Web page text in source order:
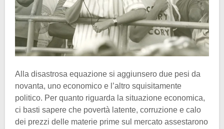
Alla disastrosa equazione si aggiunsero due pesi da
novanta, uno economico e l’altro squisitamente
politico. Per quanto riguarda la situazione economica,
ci basti sapere che povertà latente, corruzione e calo
dei prezzi delle materie prime sul mercato assestarono